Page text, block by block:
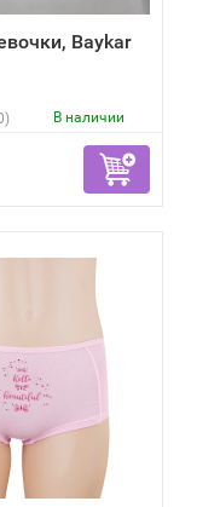
Baykar
В наличии